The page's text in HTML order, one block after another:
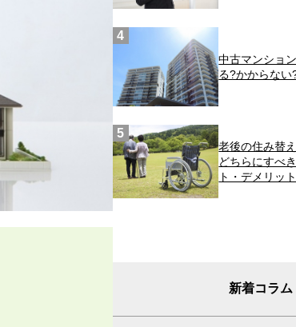
中古マンショ
る?かからない
老後の住み替
どちらにすべ
ト・デメリッ
新着コラム